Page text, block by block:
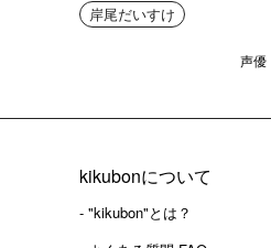
岸尾だいすけ
声優
kikubonについて
- "kikubon"とは？